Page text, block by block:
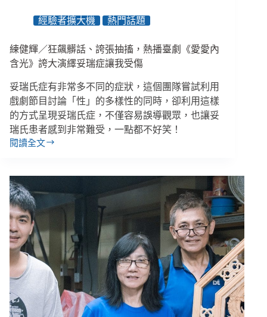
快
樂
經驗者擴大機 熱門話題
練健輝／狂飆髒話、誇張抽搐，熱播臺劇《愛愛內
含光》誇大演繹妥瑞症讓我受傷
妥瑞氏症有非常多不同的症狀，這個團隊嘗試利用
戲劇節目討論「性」的多樣性的同時，卻利用這樣
的方式呈現妥瑞氏症，不僅容易誤導觀眾，也讓妥
瑞氏患者感到非常難受，一點都不好笑！
閱讀全文
練
／
狂
飆
髒
話、
誇
張
搐，
熱
播